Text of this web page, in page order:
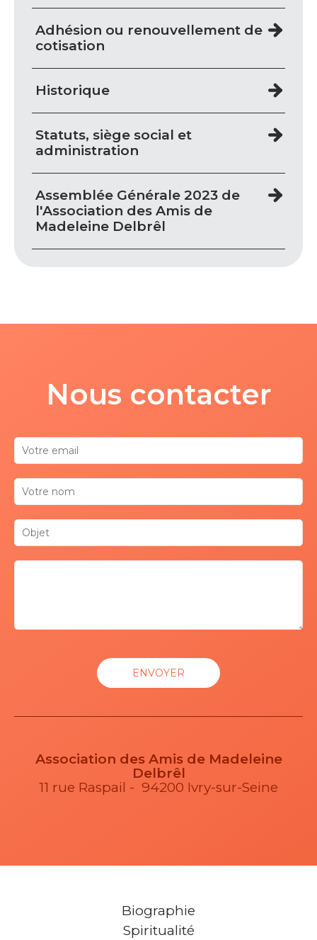
Adhésion ou renouvellement de
cotisation
Historique
Statuts, siège social et
administration
Assemblée Générale 2023 de
l'Association des Amis de
Madeleine Delbrêl
Nous contacter
Association des Amis de Madeleine
Delbrêl
11 rue Raspail - 94200 Ivry-sur-Seine
Biographie
Spiritualité